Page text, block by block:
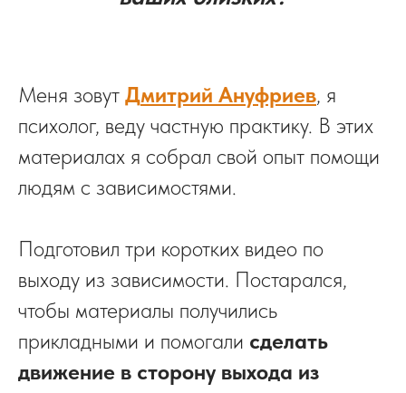
Меня зовут Дмитрий Ануфриев, я
психолог, веду частную практику. В этих
материалах я собрал свой опыт помощи
людям с зависимостями.
Подготовил три коротких видео по
выходу из зависимости. Постарался,
чтобы материалы получились
прикладными и помогали сделать
движение в сторону выхода из